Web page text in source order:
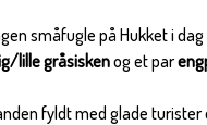
småfugle på Hukket i dag
lille gråsiskenog et par
fyldt med glade turister